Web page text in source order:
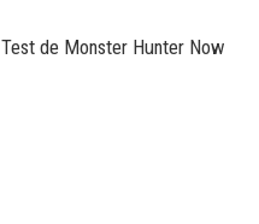
Test de Monster Hunter Now